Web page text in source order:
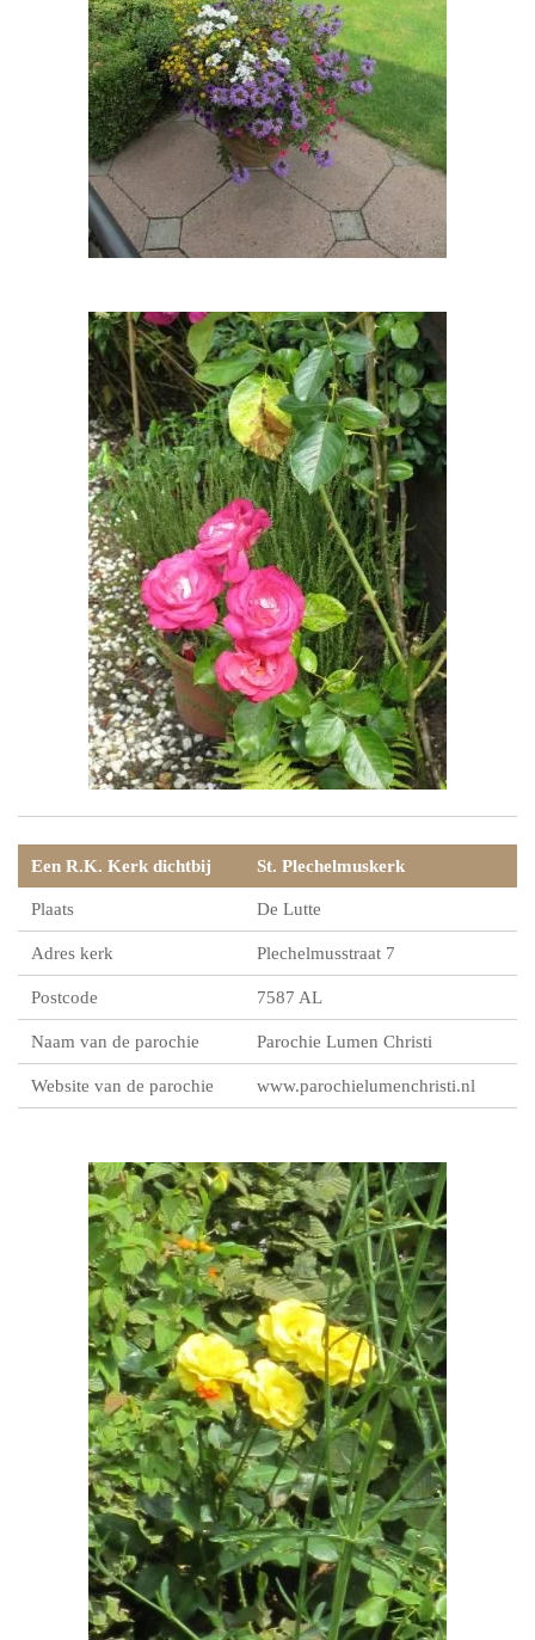
Een R.K. Kerk dichtbij St. Plechelmuskerk
Plaats De Lutte
Adres kerk Plechelmusstraat 7
Postcode 7587 AL
Naam van de parochie Parochie Lumen Christi
Website van de parochie www.parochielumenchristi.nl